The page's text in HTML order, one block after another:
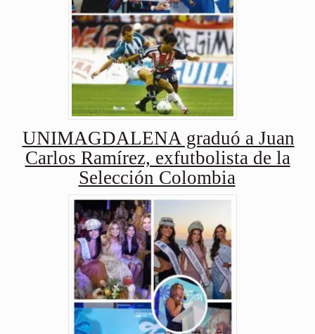
UNIMAGDALENA graduó a Juan
Carlos Ramírez, exfutbolista de la
Selección Colombia